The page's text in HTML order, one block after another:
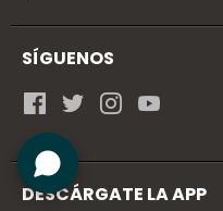
SÍGUENOS
DESCÁRGATE LA APP